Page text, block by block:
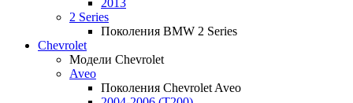
2013
2 Series
Поколения BMW 2 Series
Chevrolet
Модели Chevrolet
Aveo
Поколения Chevrolet Aveo